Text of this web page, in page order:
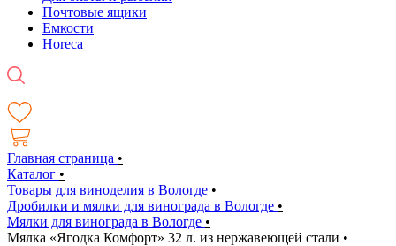
Почтовые ящики
Емкости
Horeca
Главная страница •
Каталог •
Товары для виноделия в Вологде •
Дробилки и мялки для винограда в Вологде •
Мялки для винограда в Вологде •
Мялка «Ягодка Комфорт» 32 л. из нержавеющей стали •